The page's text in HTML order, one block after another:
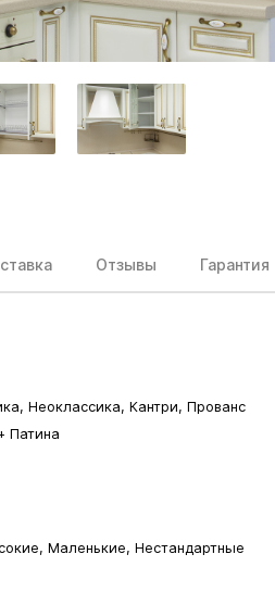
Отзывы Гарантия
Неоклассика, Кантри, Прованс
Патина
Маленькие, Нестандартные